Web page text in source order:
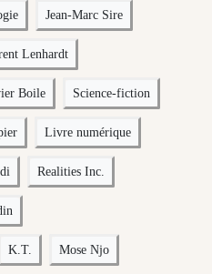
Jean-Marc Sire
Lenhardt
Boile Science-fiction
Livre numérique
Realities Inc.
K.T. Mose Njo